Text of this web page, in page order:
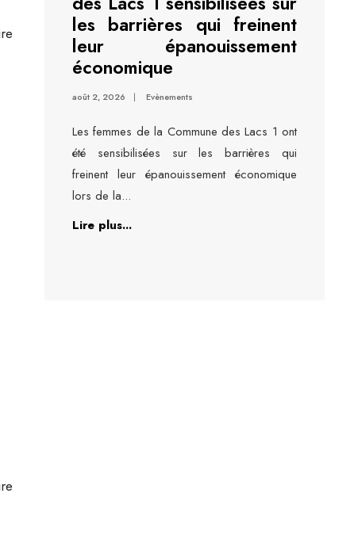
les barrières qui freinent
leur épanouissement
économique
août 2, 2026 | Evènements
Les femmes de la Commune des Lacs 1 ont
été sensibilisées sur les barrières qui
freinent leur épanouissement économique
lors de la...
Lire plus...